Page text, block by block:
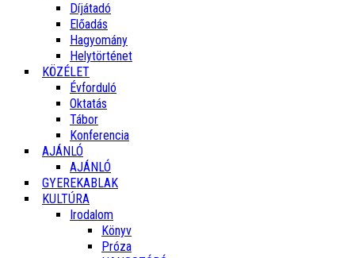
Díjátadó
Előadás
Hagyomány
Helytörténet
KÖZÉLET
Évforduló
Oktatás
Tábor
Konferencia
AJÁNLÓ
AJÁNLÓ
GYEREKABLAK
KULTÚRA
Irodalom
Könyv
Próza